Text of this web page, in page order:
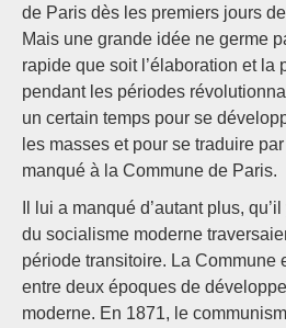
de Paris dès les premiers jours
Mais une grande idée ne germe
rapide que soit l’élaboration et la
pendant les périodes
un certain temps pour se
les masses et pour se traduire
manqué à la Commune de Paris.
Il lui a manqué d’autant plus,
du socialisme moderne
période transitoire. La Commune
entre deux époques de
moderne. En 1871, le